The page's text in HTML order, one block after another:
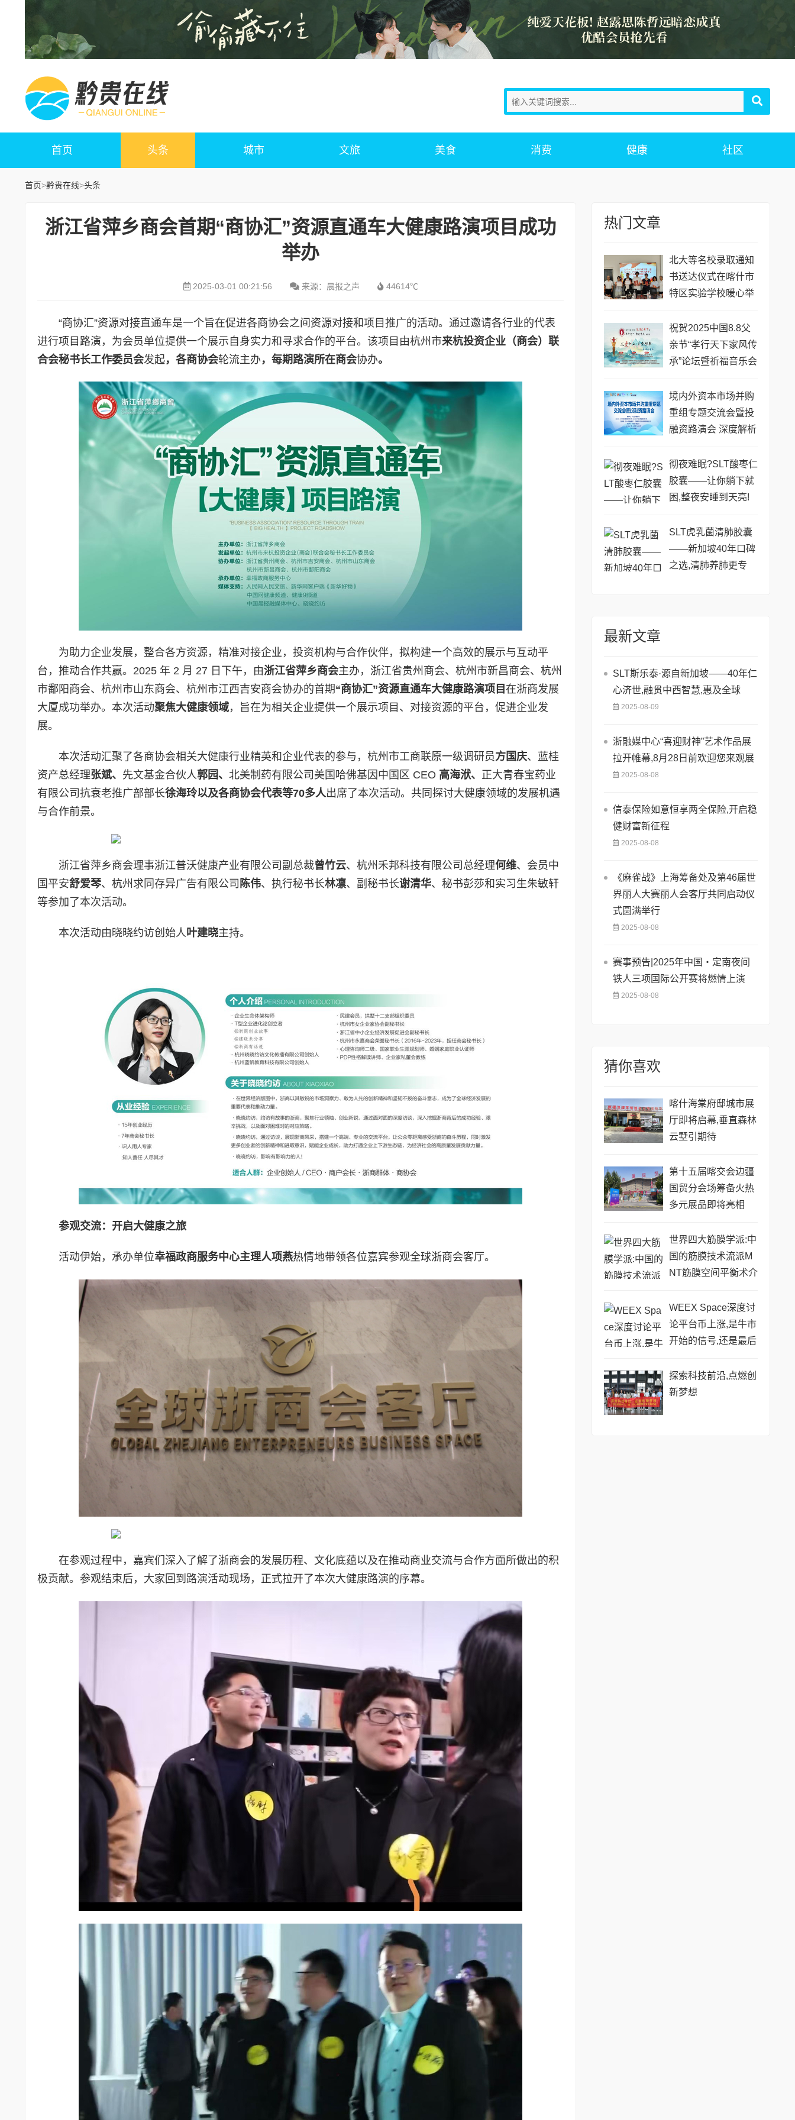
首页 头条 城市 文旅 美食 消费 健康 社区
首页>黔贵在线>头条
浙江省萍乡商会首期“商协汇”资源直通车大健康路演项目成功
举办
2025-03-01 00:21:56 来源：晨报之声 44614℃
“商协汇”资源对接直通车是一个旨在促进各商协会之间资源对接和项目推广的活动。通过邀请各行业的代表
进行项目路演，为会员单位提供一个展示自身实力和寻求合作的平台。该项目由杭州市来杭投资企业（商会）联
合会秘书长工作委员会发起，各商协会轮流主办，每期路演所在商会协办。
为助力企业发展，整合各方资源，精准对接企业，投资机构与合作伙伴，拟构建一个高效的展示与互动平
台，推动合作共赢。2025 年 2 月 27 日下午，由浙江省萍乡商会主办，浙江省贵州商会、杭州市新昌商会、杭州
市鄱阳商会、杭州市山东商会、杭州市江西吉安商会协办的首期“商协汇”资源直通车大健康路演项目 在浙商发展
大厦成功举办。本次活动聚焦大健康领域，旨在为相关企业提供一个展示项目、对接资源的平台，促进企业发
展。
本次活动汇聚了各商协会相关大健康行业精英和企业代表的参与，杭州市工商联原一级调研员方国庆、蓝桂
资产总经理张斌、 先文基金合伙人郭园、 北美制药有限公司美国哈佛基因中国区 CEO 高海洑、 正大青春宝药业
有限公司抗衰老推广部部长徐海玲以及各商协会代表等70多人出席了本次活动。共同探讨大健康领域的发展机遇
与合作前景。
浙江省萍乡商会理事浙江普沃健康产业有限公司副总裁曾竹云、杭州禾邦科技有限公司总经理何维、会员中
国平安舒爱琴、杭州求同存异广告有限公司 陈伟、执行秘书长林凛、副秘书长谢清华、秘书彭莎和实习生朱敏轩
等参加了本次活动。
本次活动由晓晓约访创始人叶建晓主持。
参观交流：开启大健康之旅
活动伊始，承办单位幸福政商服务中心主理人项燕热情地带领各位嘉宾参观全球浙商会客厅。
在参观过程中，嘉宾们深入了解了浙商会的发展历程、文化底蕴以及在推动商业交流与合作方面所做出的积
极贡献。参观结束后，大家回到路演活动现场，正式拉开了本次大健康路演的序幕。
热门文章
北大等名校录取通知
书送达仪式在喀什市
特区实验学校暖心举
祝贺2025中国8.8父
亲节“孝行天下家风传
承”论坛暨祈福音乐会
境内外资本市场并购
重组专题交流会暨投
融资路演会 深度解析
级
彻夜难眠?SLT酸枣仁
胶囊——让你躺下就
困,整夜安睡到天亮!
SLT虎乳菌清肺胶囊
——新加坡40年口碑
之选,清肺养肺更专
最新文章
SLT斯乐泰·源自新加坡——40年仁
心济世,融贯中西智慧,惠及全球
2025-08-09
浙融媒中心“喜迎财神”艺术作品展
拉开帷幕,8月28日前欢迎您来观展
2025-08-08
信泰保险如意恒享两全保险,开启稳
健财富新征程
2025-08-08
《麻雀战》上海筹备处及第46届世
界丽人大赛丽人会客厅共同启动仪
式圆满举行
2025-08-08
赛事预告|2025年中国・定南夜间
铁人三项国际公开赛将燃情上演
2025-08-08
猜你喜欢
喀什海棠府邸城市展
厅即将启幕,垂直森林
云墅引期待
第十五届喀交会边疆
国贸分会场筹备火热
多元展品即将亮相
世界四大筋膜学派:中
国的筋膜技术流派M
NT筋膜空间平衡术介
WEEX Space深度讨
论平台币上涨,是牛市
开始的信号,还是最后
探索科技前沿,点燃创
新梦想